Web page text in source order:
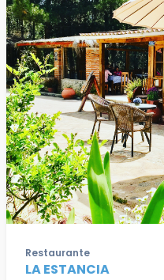
Restaurante
LA ESTANCIA